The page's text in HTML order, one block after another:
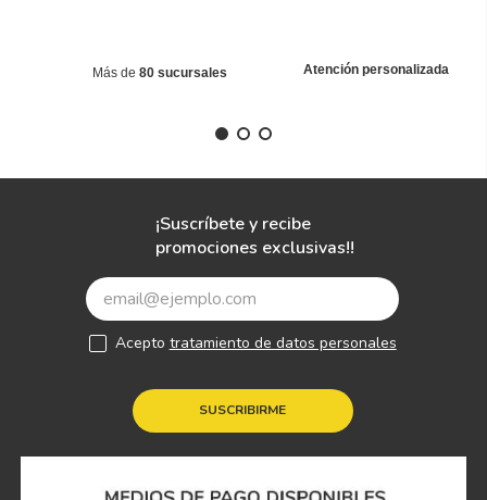
Más de 80 sucursales Atención personalizada
¡Suscríbete y recibe
promociones exclusivas!!
SUSCRIBIRME
Acepto tratamiento de datos personales